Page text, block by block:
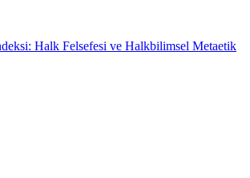
Halk Felsefesi ve Halkbilimsel Metaetik